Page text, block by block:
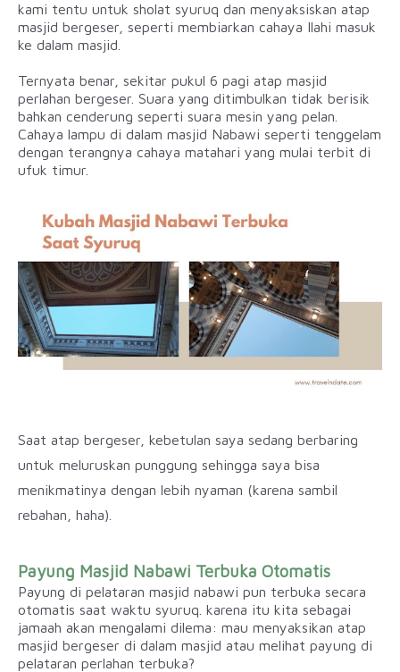
kami tentu untuk sholat syuruq dan menyaksiskan atap
masjid bergeser, seperti membiarkan cahaya Ilahi masuk
ke dalam masjid.
Ternyata benar, sekitar pukul 6 pagi atap masjid
perlahan bergeser. Suara yang ditimbulkan tidak berisik
bahkan cenderung seperti suara mesin yang pelan.
Cahaya lampu di dalam masjid Nabawi seperti tenggelam
dengan terangnya cahaya matahari yang mulai terbit di
ufuk timur.
Saat atap bergeser, kebetulan saya sedang berbaring
untuk meluruskan punggung sehingga saya bisa
menikmatinya dengan lebih nyaman (karena sambil
rebahan, haha).
Payung Masjid Nabawi Terbuka Otomatis
Payung di pelataran masjid nabawi pun terbuka secara
otomatis saat waktu syuruq. karena itu kita sebagai
jamaah akan mengalami dilema: mau menyaksikan atap
masjid bergeser di dalam masjid atau melihat payung di
pelataran perlahan terbuka?